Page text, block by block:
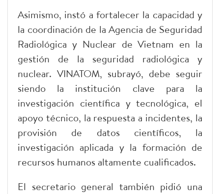
Asimismo, instó a fortalecer la capacidad y
la coordinación de la Agencia de Seguridad
Radiológica y Nuclear de Vietnam en la
gestión de la seguridad radiológica y
nuclear. VINATOM, subrayó, debe seguir
siendo la institución clave para la
investigación científica y tecnológica, el
apoyo técnico, la respuesta a incidentes, la
provisión de datos científicos, la
investigación aplicada y la formación de
recursos humanos altamente cualificados.
El secretario general también pidió una